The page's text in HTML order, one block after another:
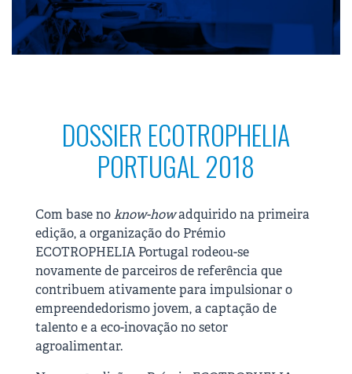
DOSSIER ECOTROPHELIA
PORTUGAL 2018
Com base noknow-howadquirido na primeira
edição, a organização do Prémio
ECOTROPHELIA Portugal rodeou-se
novamente de parceiros de referência que
contribuem ativamente para impulsionar o
empreendedorismo jovem, a captação de
talento e a eco-inovação no setor
agroalimentar.